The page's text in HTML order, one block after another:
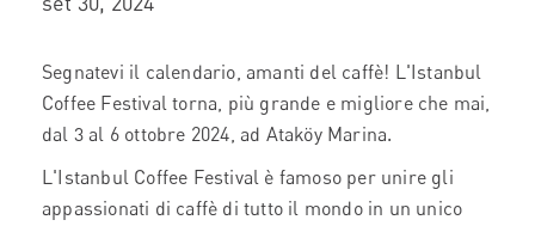
Segnatevi il calendario, amanti del caffè! L'Istanbul
Coffee Festival torna, più grande e migliore che mai,
dal 3 al 6 ottobre 2024, ad Ataköy Marina.
L'Istanbul Coffee Festival è famoso per unire gli
appassionati di caffè di tutto il mondo in un unico